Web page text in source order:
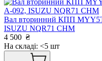
Вал вторинний КПП
ISUZU NQR71 CHM
4 500 ₴
На складі: <5 шт